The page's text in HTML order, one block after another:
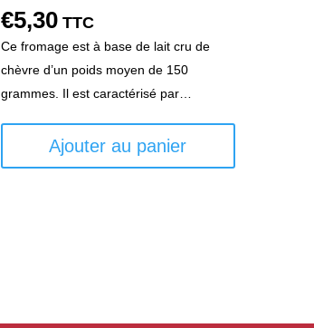
€5,30 TTC
Ce fromage est à base de lait cru de
chèvre d’un poids moyen de 150
grammes. Il est caractérisé par…
Ajouter au panier